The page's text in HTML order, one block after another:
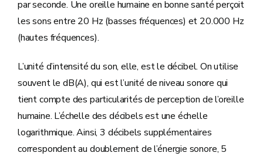
par seconde. Une oreille humaine en bonne santé perçoit
les sons entre 20 Hz (basses fréquences) et 20.000 Hz
(hautes fréquences).
L’unité d’intensité du son, elle, est le décibel. On utilise
souvent le dB(A), qui est l’unité de niveau sonore qui
tient compte des particularités de perception de l’oreille
humaine. L’échelle des décibels est une échelle
logarithmique. Ainsi, 3 décibels supplémentaires
correspondent au doublement de l’énergie sonore, 5